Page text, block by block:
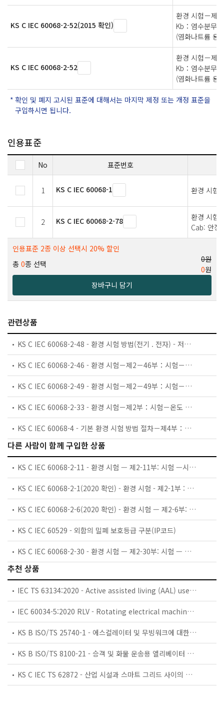
KS C IEC 60068-2-52(2015 확인)
환경 시험－제2
Kb：염수분무,
(염화나트륨 용
KS C IEC 60068-2-52
환경 시험－제2
Kb：염수분무,
(염화나트륨 용
확인 및 폐지 고시된 표준에 대해서는 마지막 제정 또는 개정 표준을
구입하시면 됩니다.
인용표준
No 표준번호
1 KS C IEC 60068-1 환경 시험
2 KS C IEC 60068-2-78
환경 시험
Cab: 안정
인용표준 2종 이상 선택시 20% 할인
총 0종 선택
0원
0원
장바구니 담기
관련상품
KS C IEC 60068-2-48 - 환경 시험 방법(전기 . 전자) - 저장효과 시험의 적용 지침
KS C IEC 60068-2-46 - 환경 시험－제2－46부：시험－시험 Kd에 대한 지침：접점 및 접속부에 대한 황화수소 시험
KS C IEC 60068-2-49 - 환경 시험－제2－49부：시험－시험 Kc에 대한 지침：접점 및 접속부에 대한 이산화황 시험
KS C IEC 60068-2-33 - 환경 시험－제2부：시험－온도 변화 시험에 관한 지침
KS C IEC 60068-4 - 기본 환경 시험 방법 절차－제4부：규격서 작성자를 위한 정보－제4부：규격서 작성자를 위한 정보－
다른 사람이 함께 구입한 상품
KS C IEC 60068-2-11 - 환경 시험 — 제2-11부: 시험 —시험 Ka: 염수분무
KS C IEC 60068-2-1(2020 확인) - 환경 시험 - 제2-1부 : 시험 - 시험 A : 내한성 시험
KS C IEC 60068-2-6(2020 확인) - 환경 시험 — 제2-6부: 시험 — 시험 Fc: 진동(정현파)
KS C IEC 60529 - 외함의 밀폐 보호등급 구분(IP코드)
KS C IEC 60068-2-30 - 환경 시험 — 제2-30부: 시험 — 시험 Db와 지침: 주기적 내습 (12 h + 12 h 주기)
추천 상품
IEC TS 63134:2020 - Active assisted living (AAL) use cases
IEC 60034-5:2020 RLV - Rotating electrical machines - Part 5: Degrees of protection provided by the integral design of rotating electrical machines (IP code) - Classification
KS B ISO/TS 25740-1 - 에스컬레이터 및 무빙워크에 대한 안전요건 — 제1부: 세계공통 필수 안전요건(GESRs)
KS B ISO/TS 8100-21 - 승객 및 화물 운송용 엘리베이터 —제21부: 세계공통 필수안전요건(GESRs)을 충족하는 세계공통 안전 파라미터(GSPs)
KS C IEC TS 62872 - 산업 시설과 스마트 그리드 사이의 산업 공정 측정, 제어 및 자동화 시스템 인터페이스